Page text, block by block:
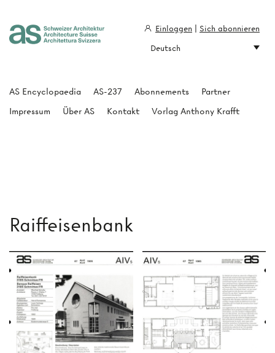
Raiffeisenbank
AS Encyclopaedia AS-237 Abonnements
Partner
Impressum
Über AS Kontakt Vorlag Anthony Krafft
Einloggen
Sich abonnieren
Deutsch